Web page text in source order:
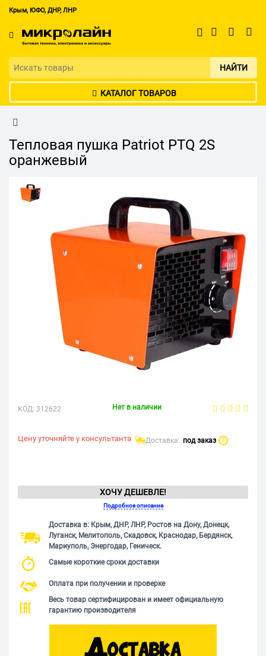
Крым, ЮФО, ДНР, ЛНР
НАЙТИ
КАТАЛОГ ТОВАРОВ
Тепловая пушка Patriot PTQ 2S
оранжевый
КОД: 312622 Нет в наличии
Цену уточняйте у консультанта Доставка: под заказ ?
ХОЧУ ДЕШЕВЛЕ!
Подробное описание
Доставка в: Крым, ДНР, ЛНР, Ростов на Дону, Донецк,
Луганск, Мелитополь, Скадовск, Краснодар, Бердянск,
Мариуполь, Энергодар, Геническ.
Самые короткие сроки доставки
Оплата при получении и проверке
Весь товар сертифицирован и имеет официальную
гарантию производителя